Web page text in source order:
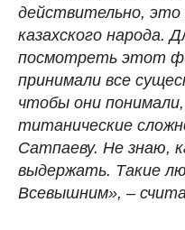
действительно, это
казахского народа.
посмотреть этот
принимали все
чтобы они понимали,
титанические
Сатпаеву. Не знаю,
выдержать. Такие
Всевышним», –